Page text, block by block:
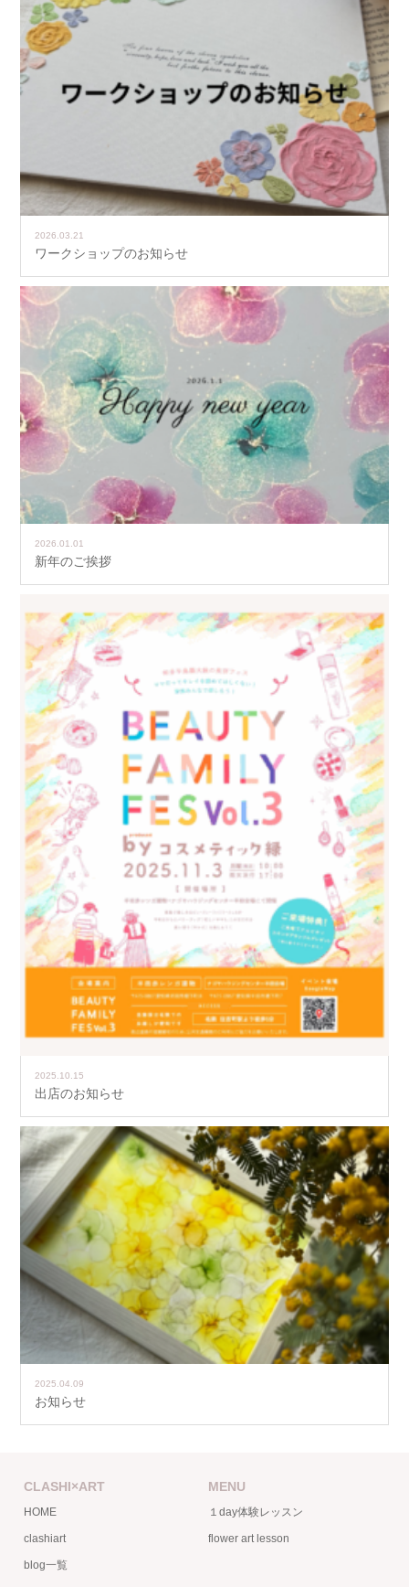
2026.03.21
ワークショップのお知らせ
2026.01.01
新年のご挨拶
2025.10.15
出店のお知らせ
2025.04.09
お知らせ
CLASHI×ART
HOME
clashiart
blog一覧
MENU
１day体験レッスン
flower art lesson